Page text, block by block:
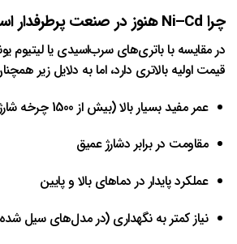
چرا Ni–Cd هنوز در صنعت پرطرفدار است؟
در مقایسه با باتری‌های سرب‌اسیدی یا لیتیوم
قیمت اولیه بالاتری دارد، اما به دلایل زیر
عمر مفید بسیار بالا (بیش از 1500 چرخه شارژ)
مقاومت در برابر دشارژ عمیق
عملکرد پایدار در دماهای بالا و پایین
نیاز کمتر به نگهداری (در مدل‌های سیل